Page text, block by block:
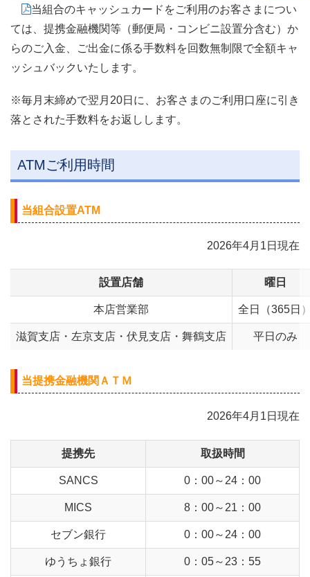
当組合のキャッシュカードをご利用のお客さまについ
ては、提携金融機関等（郵便局・コンビニ設置分含む）か
らのご入金、ご出金に係る手数料を回数無制限で全額キャ
ッシュバックいたします。
※毎月末締めで翌月20日に、お客さまのご利用口座に引き
落とされた手数料をお返しします。
ATMご利用時間
当組合設置ATM
2026年4月1日現在
設置店舗 曜日
本店営業部 全日（365日
滋賀支店・左京支店・伏見支店・舞鶴支店 平日のみ
当提携金融機関ＡＴＭ
2026年4月1日現在
提携先 取扱時間
SANCS 0：00～24：00
MICS 8：00～21：00
セブン銀行 0：00～24：00
ゆうちょ銀行 0：05～23：55